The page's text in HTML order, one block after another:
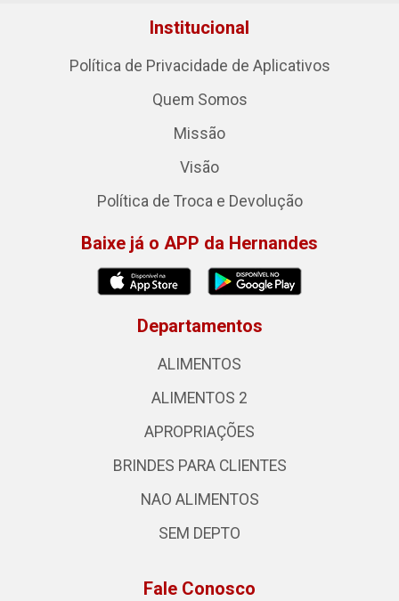
Institucional
Política de Privacidade de Aplicativos
Quem Somos
Missão
Visão
Política de Troca e Devolução
Baixe já o APP da Hernandes
Departamentos
ALIMENTOS
ALIMENTOS 2
APROPRIAÇÕES
BRINDES PARA CLIENTES
NAO ALIMENTOS
SEM DEPTO
Fale Conosco